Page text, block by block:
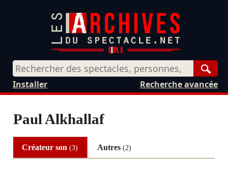
Recherche avancée
Installer
Paul Alkhallaf
Créateur son(3) Autres (2)